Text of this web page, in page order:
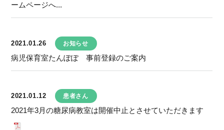
ームページへ...
2021.01.26 お知らせ
病児保育室たんぽぽ 事前登録のご案内
2021.01.12 患者さん
2021年3月の糖尿病教室は開催中止とさせていただきます